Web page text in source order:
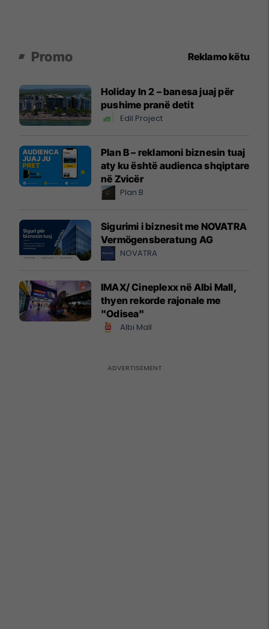
Promo Reklamo këtu
Holiday In 2 – banesa juaj për
pushime pranë detit
Edil Project
Plan B – reklamoni biznesin tuaj
aty ku është audienca shqiptare
në Zvicër
Plan B
Sigurimi i biznesit me NOVATRA
Vermögensberatung AG
NOVATRA
IMAX/ Cineplexx në Albi Mall,
thyen rekorde rajonale me
"Odisea"
Albi Mall